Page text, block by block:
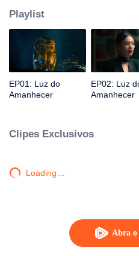
Abra
de mistério uma a uma.
Playlist
EP01: Luz do
Amanhecer
EP02: Luz
Amanhecer
Clipes Exclusivos
Loading…